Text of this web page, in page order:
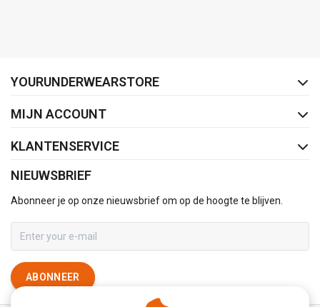
YOURUNDERWEARSTORE
MIJN ACCOUNT
KLANTENSERVICE
NIEUWSBRIEF
Abonneer je op onze nieuwsbrief om op de hoogte te blijven.
ABONNEER